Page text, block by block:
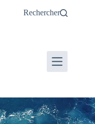
Rechercher